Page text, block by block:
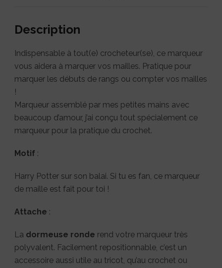
Description
Indispensable à tout(e) crocheteur(se), ce marqueur
vous aidera à marquer vos mailles. Pratique pour
marquer les débuts de rangs ou compter vos mailles
!
Marqueur assemblé par mes petites mains avec
beaucoup d’amour, j’ai conçu tout spécialement ce
marqueur pour la pratique du crochet.
Motif :
Harry Potter sur son balai. Si tu es fan, ce marqueur
de maille est fait pour toi !
Attache :
La dormeuse ronde rend votre marqueur très
polyvalent. Facilement repositionnable, c’est un
accessoire aussi utile au tricot, qu’au crochet ou